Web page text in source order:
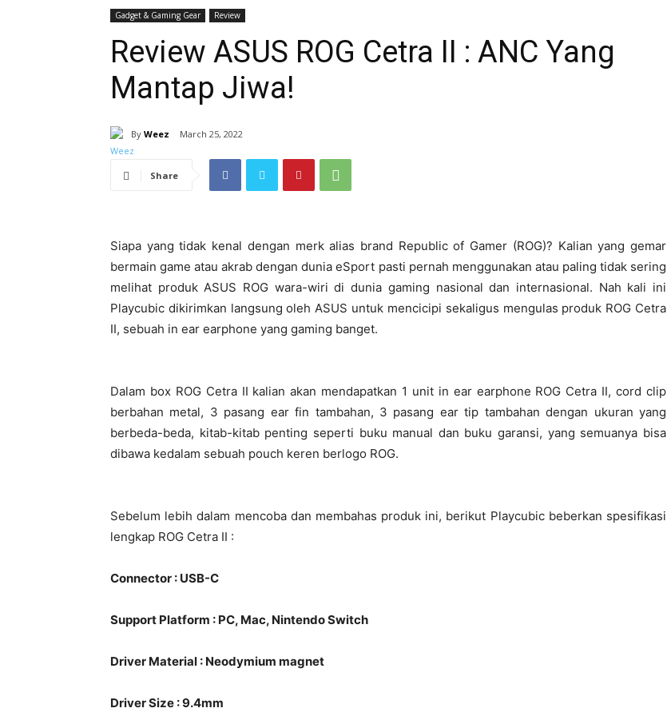
Gadget & Gaming Gear Review
Review ASUS ROG Cetra II : ANC Yang
Mantap Jiwa!
By Weez March 25, 2022
Share
Siapa yang tidak kenal dengan merk alias brand Republic of Gamer (ROG)? Kalian yang gemar
bermain game atau akrab dengan dunia eSport pasti pernah menggunakan atau paling tidak sering
melihat produk ASUS ROG wara-wiri di dunia gaming nasional dan internasional. Nah kali ini
Playcubic dikirimkan langsung oleh ASUS untuk mencicipi sekaligus mengulas produk ROG Cetra
II, sebuah in ear earphone yang gaming banget.
Dalam box ROG Cetra II kalian akan mendapatkan 1 unit in ear earphone ROG Cetra II, cord clip
berbahan metal, 3 pasang ear fin tambahan, 3 pasang ear tip tambahan dengan ukuran yang
berbeda-beda, kitab-kitab penting seperti buku manual dan buku garansi, yang semuanya bisa
dibawa kedalam sebuah pouch keren berlogo ROG.
Sebelum lebih dalam mencoba dan membahas produk ini, berikut Playcubic beberkan spesifikasi
lengkap ROG Cetra II :
Connector : USB-C
Support Platform : PC, Mac, Nintendo Switch
Driver Material : Neodymium magnet
Driver Size : 9.4mm